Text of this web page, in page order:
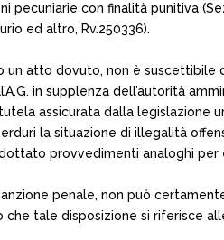
pecuniarie con finalità punitiva
ed altro, Rv.250336).
un atto dovuto, non è
in supplenza dell’autorità
assicurata dalla
la situazione di illegalità
provvedimenti analoghi
penale, non può
tale disposizione si riferisce